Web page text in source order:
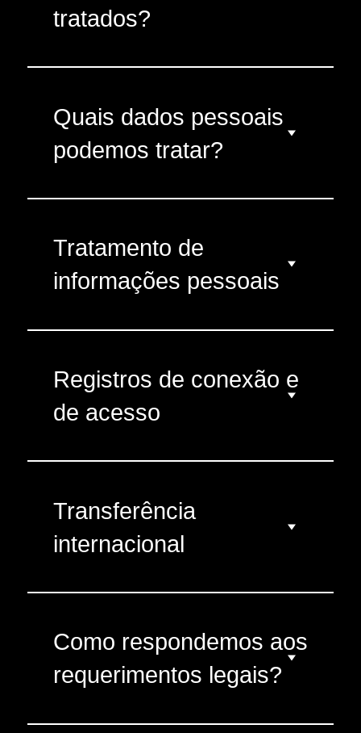
tratados?
Quais dados pessoais
podemos tratar?
Tratamento de
informações pessoais
Registros de conexão e
de acesso
Transferência
internacional
Como respondemos aos
requerimentos legais?